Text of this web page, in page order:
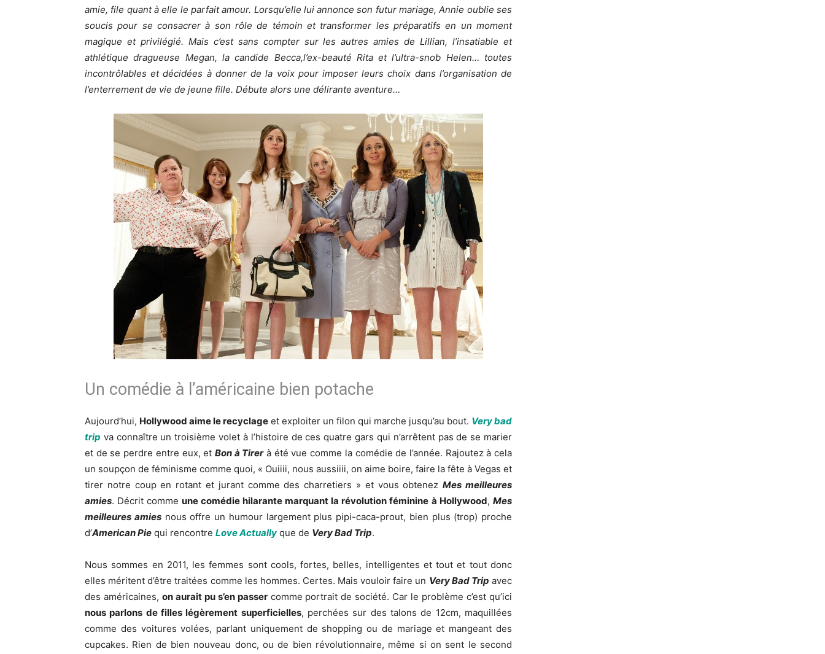
amie, file quant à elle le parfait amour. Lorsqu’elle lui annonce son futur mariage, Annie oublie ses
soucis pour se consacrer à son rôle de témoin et transformer les préparatifs en un moment
magique et privilégié. Mais c’est sans compter sur les autres amies de Lillian, l’insatiable et
athlétique dragueuse Megan, la candide Becca,l’ex-beauté Rita et l’ultra-snob Helen… toutes
incontrôlables et décidées à donner de la voix pour imposer leurs choix dans l’organisation de
l’enterrement de vie de jeune fille. Débute alors une délirante aventure…
Un comédie à l’américaine bien potache
Aujourd’hui, Hollywood aime le recyclage et exploiter un filon qui marche jusqu’au bout. Very bad
trip va connaître un troisième volet à l’histoire de ces quatre gars qui n’arrêtent pas de se marier
et de se perdre entre eux, et Bon à Tirerà été vue comme la comédie de l’année. Rajoutez à cela
un soupçon de féminisme comme quoi, « Ouiiii, nous aussiiii, on aime boire, faire la fête à Vegas et
tirer notre coup en rotant et jurant comme des charretiers » et vous obtenezMes meilleures
amies. Décrit comme une comédie hilarante marquant la révolution féminine à Hollywood, Mes
meilleures amiesnous offre un humour largement plus pipi-caca-prout, bien plus (trop) proche
d’American Pie qui rencontre Love Actually que de Very Bad Trip.
Nous sommes en 2011, les femmes sont cools, fortes, belles, intelligentes et tout et tout donc
elles méritent d’être traitées comme les hommes. Certes. Mais vouloir faire un Very Bad Trip avec
des américaines, on aurait pu s’en passercomme portrait de société. Car le problème c’est qu’ici
nous parlons de filles légèrement superficielles, perchées sur des talons de 12cm, maquillées
comme des voitures volées, parlant uniquement de shopping ou de mariage et mangeant des
cupcakes. Rien de bien nouveau donc, ou de bien révolutionnaire, même si on sent le second